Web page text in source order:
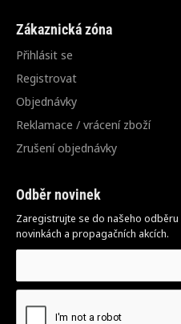
Zákaznická zóna
Přihlásit se
Registrovat
Objednávky
Reklamace / vrácení zboží
Zrušení objednávky
Odběr novinek
Zaregistrujte se do našeho
novinkách a propagačních akcích.